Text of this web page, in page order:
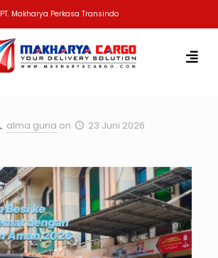
PT. Makharya Perkasa Transindo
alma guna on 23 Juni 2026